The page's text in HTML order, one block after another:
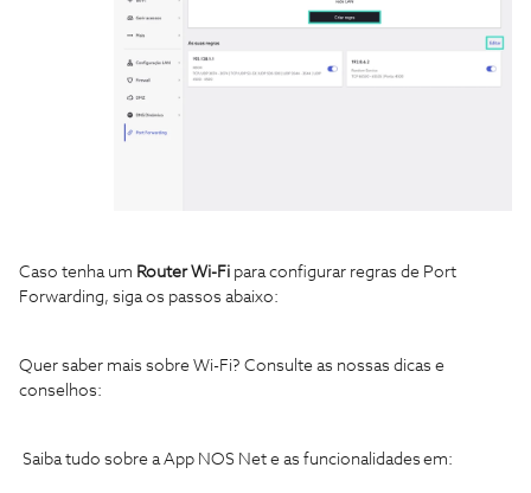
Caso tenha um Router Wi-Fi para configurar regras de Port
Forwarding, siga os passos abaixo:
Quer saber mais sobre Wi-Fi? Consulte as nossas dicas e
conselhos:
Saiba tudo sobre a App NOS Net e as funcionalidades em: